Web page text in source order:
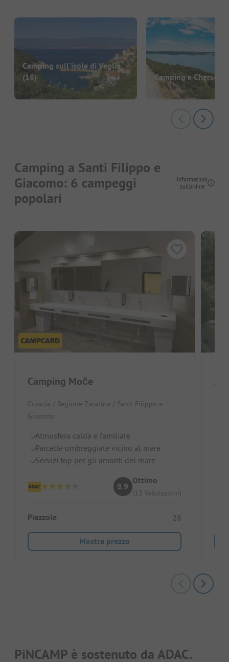
Camping sull'isola di Veglia
(18)
Camping a Cherso
Camping a Santi Filippo e
Giacomo: 6 campeggi
popolari
Informazioni
sull'ordine
Camping Moče
Croazia / Regione Zaratina / Santi Filippo e
Giacomo
Atmosfera calda e familiare
Parcelle ombreggiate vicino al mare
Servizi top per gli amanti del mare
8.9
Ottimo
(12 Valutazioni)
Piazzole 28
Mostra prezzo
PiNCAMP è sostenuto da ADAC.